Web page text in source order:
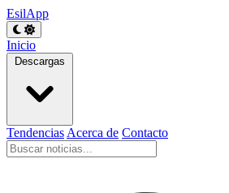
EsilApp
Inicio
Descargas
Tendencias Acerca de Contacto